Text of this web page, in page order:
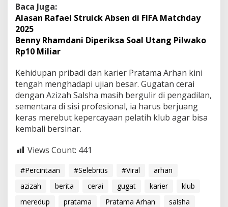
Baca Juga:
Alasan Rafael Struick Absen di FIFA Matchday
2025
Benny Rhamdani Diperiksa Soal Utang Pilwako
Rp10 Miliar
Kehidupan pribadi dan karier Pratama Arhan kini
tengah menghadapi ujian besar. Gugatan cerai
dengan Azizah Salsha masih bergulir di pengadilan,
sementara di sisi profesional, ia harus berjuang
keras merebut kepercayaan pelatih klub agar bisa
kembali bersinar.
Views Count: 441
#Percintaan #Selebritis #Viral
arhan
azizah
berita cerai gugat karier
klub
meredup
pratama Pratama Arhan salsha